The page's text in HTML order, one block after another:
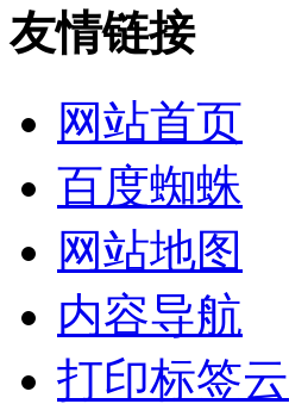
友情链接
网站首页
百度蜘蛛
网站地图
内容导航
打印标签云